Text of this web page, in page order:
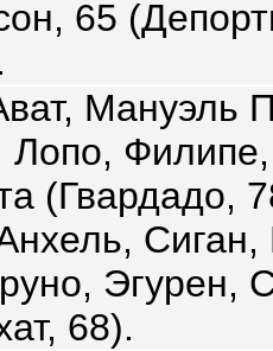
65
Мануэль
Лопо,
(Гвардадо,
Эгурен,
68).